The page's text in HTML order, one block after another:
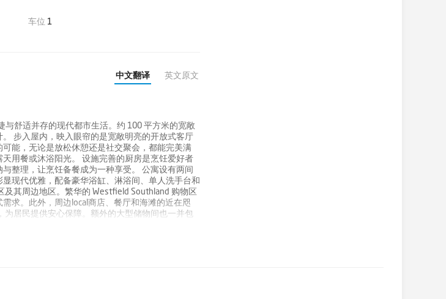
车位 1
中文翻译 英文原文
与舒适并存的现代都市生活。约 100 平方米的宽敞
步入屋内，映入眼帘的是宽敞明亮的开放式客厅
能，无论是放松休憩还是社交聚会，都能完美满
用餐或沐浴阳光。 设施完善的厨房是烹饪爱好者
整理，让烹饪备餐成为一种享受。 公寓设有两间
现代优雅，配备豪华浴缸、淋浴间、单人洗手台和
其周边地区。繁华的 Westfield Southland 购物区
求。此外，周边local商店、餐厅和海滩的近在咫
居民提供安心保障。额外的大型储物间也一并包